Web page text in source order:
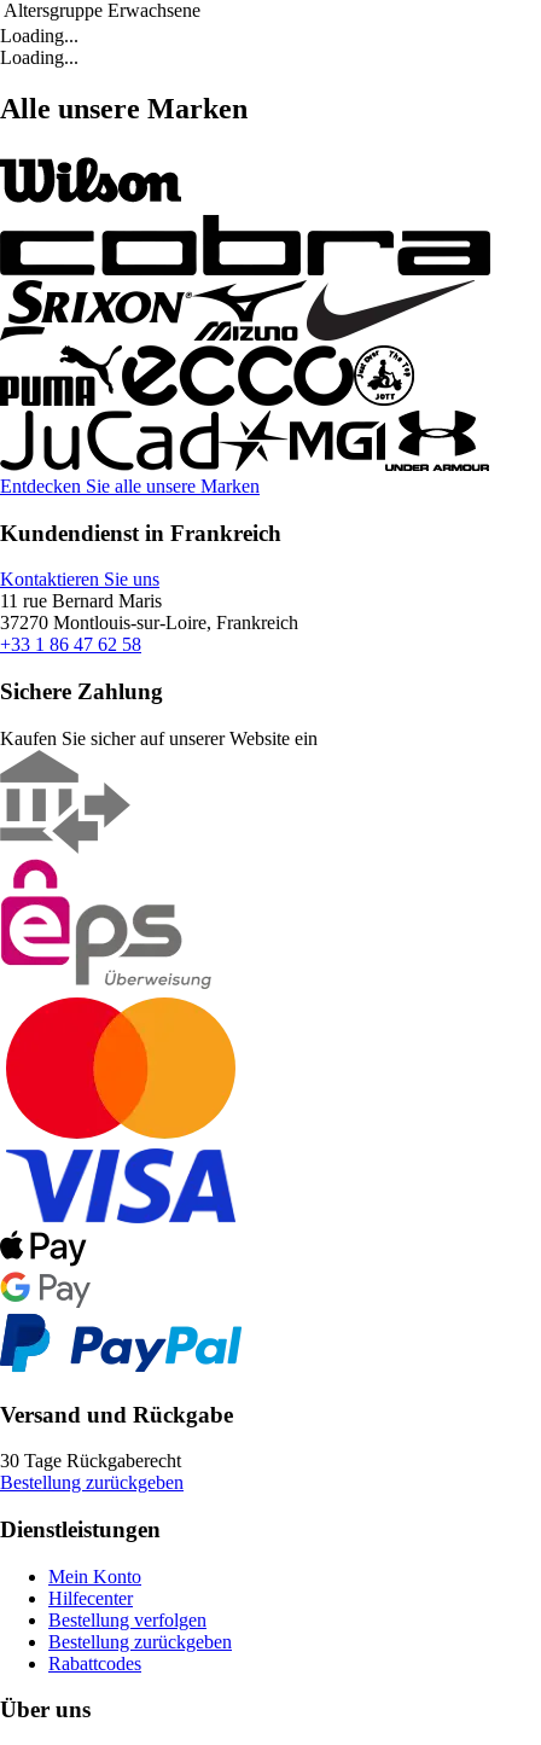
Altersgruppe Erwachsene
Loading...
Loading...
Alle unsere Marken
Entdecken Sie alle unsere Marken
Kundendienst in Frankreich
Kontaktieren Sie uns
11 rue Bernard Maris
37270 Montlouis-sur-Loire, Frankreich
+33 1 86 47 62 58
Sichere Zahlung
Kaufen Sie sicher auf unserer Website ein
Versand und Rückgabe
30 Tage Rückgaberecht
Bestellung zurückgeben
Dienstleistungen
Mein Konto
Hilfecenter
Bestellung verfolgen
Bestellung zurückgeben
Rabattcodes
Über uns